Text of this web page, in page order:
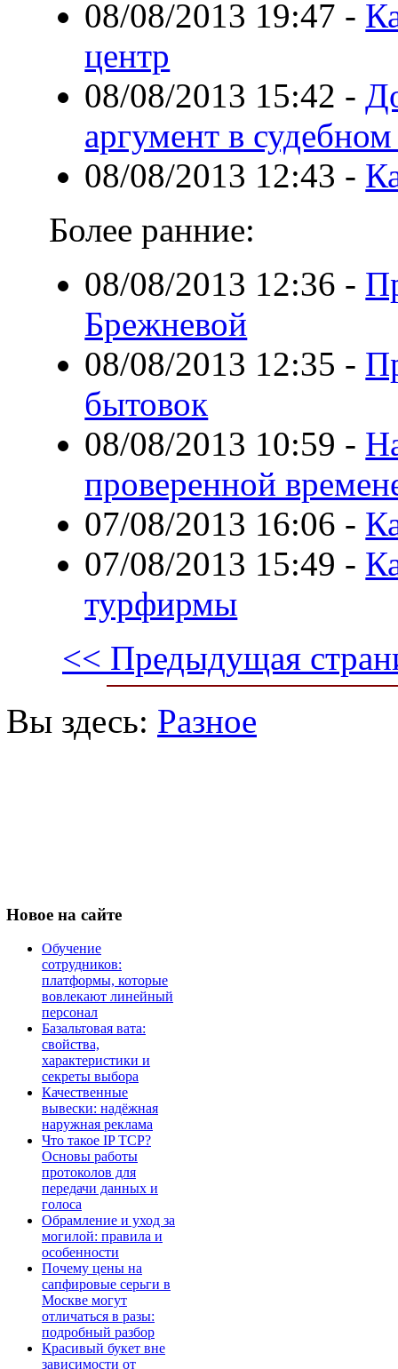
08/08/2013 19:47 -
центр
08/08/2013 15:42 -
аргумент в судебном
08/08/2013 12:43 -
Более ранние:
08/08/2013 12:36 -
Брежневой
08/08/2013 12:35 -
бытовок
08/08/2013 10:59 -
проверенной
07/08/2013 16:06 -
07/08/2013 15:49 -
турфирмы
<< Предыдущая
Вы здесь: Разное
Новое на сайте
Обучение
сотрудников:
платформы, которые
вовлекают линейный
персонал
Базальтовая вата:
свойства,
характеристики и
секреты выбора
Качественные
вывески: надёжная
наружная реклама
Что такое IP TCP?
Основы работы
протоколов для
передачи данных и
голоса
Обрамление и уход за
могилой: правила и
особенности
Почему цены на
сапфировые серьги в
Москве могут
отличаться в разы:
подробный разбор
Красивый букет вне
зависимости от